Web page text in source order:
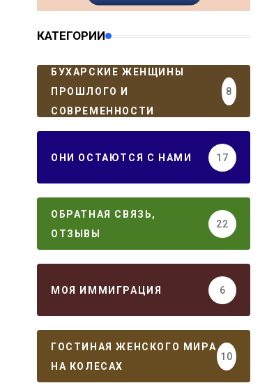
КАТЕГОРИИ
БУХАРСКИЕ ЖЕНЩИНЫ
ПРОШЛОГО И
СОВРЕМЕННОСТИ
8
ОНИ ОСТАЮТСЯ С НАМИ 17
ОБРАТНАЯ СВЯЗЬ,
ОТЗЫВЫ
22
МОЯ ИММИГРАЦИЯ 6
ГОСТИНАЯ ЖЕНСКОГО МИРА
НА КОЛЕСАХ
10